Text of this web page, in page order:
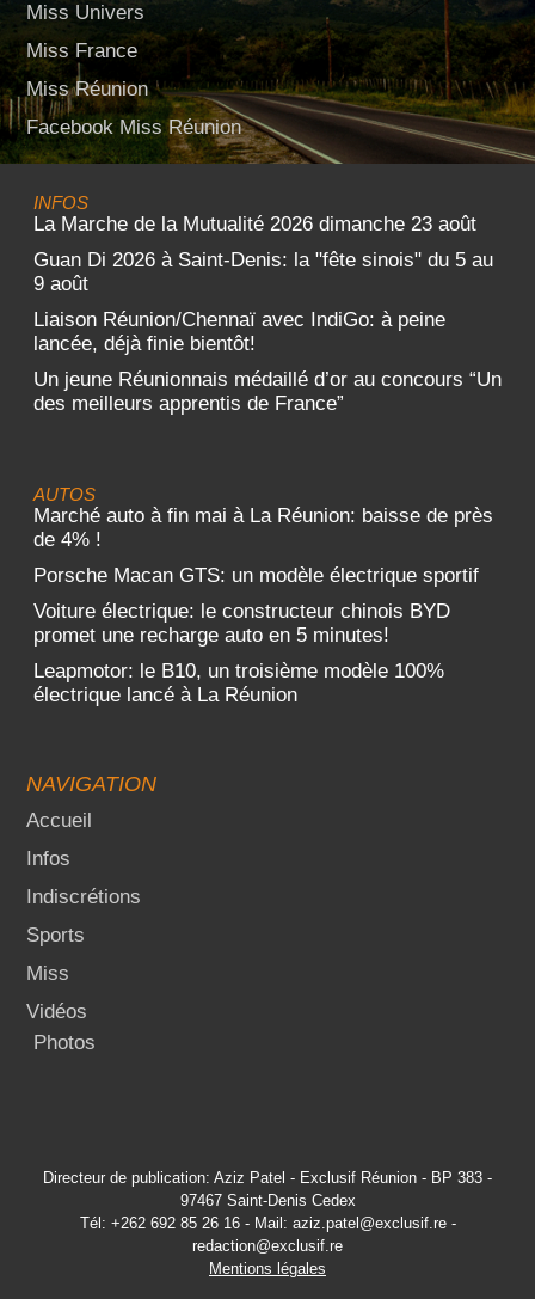
Miss Univers
Miss France
Miss Réunion
Facebook Miss Réunion
INFOS
La Marche de la Mutualité 2026 dimanche 23 août
Guan Di 2026 à Saint-Denis: la "fête sinois" du 5 au
9 août
Liaison Réunion/Chennaï avec IndiGo: à peine
lancée, déjà finie bientôt!
Un jeune Réunionnais médaillé d’or au concours “Un
des meilleurs apprentis de France”
AUTOS
Marché auto à fin mai à La Réunion: baisse de près
de 4% !
Porsche Macan GTS: un modèle électrique sportif
Voiture électrique: le constructeur chinois BYD
promet une recharge auto en 5 minutes!
Leapmotor: le B10, un troisième modèle 100%
électrique lancé à La Réunion
NAVIGATION
Accueil
Infos
Indiscrétions
Sports
Miss
Vidéos
Photos
Directeur de publication: Aziz Patel - Exclusif Réunion - BP 383 -
97467 Saint-Denis Cedex
Tél: +262 692 85 26 16 - Mail: aziz.patel@exclusif.re -
redaction@exclusif.re
Mentions légales